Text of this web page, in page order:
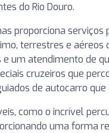
do Rio Douro.
proporciona
terrestres e aéreos
um atendimento de
cruzeiros que
de autocarro
como o incrível
uma forma